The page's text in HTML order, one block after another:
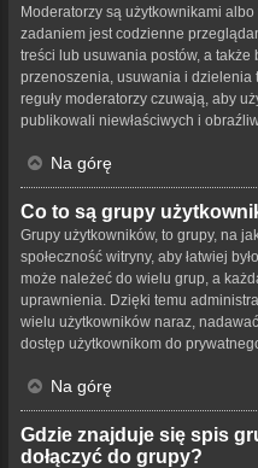
Moderatorzy są użytkownikami
zadaniem jest codzienne
treści lub usuwania postów, a także
przenoszenia, usuwania i dzielenia
reguły moderatorzy czuwają, aby
publikowali niewłaściwych i
Na górę
Co to są grupy
Grupy użytkowników, to grupy, na
społeczność witryny, aby łatwiej
może należeć do wielu grup, a
uprawnienia. Dzięki temu
wielu użytkowników naraz,
dostęp użytkownikom do
Na górę
Gdzie znajduje się spis
dołączyć do grupy?